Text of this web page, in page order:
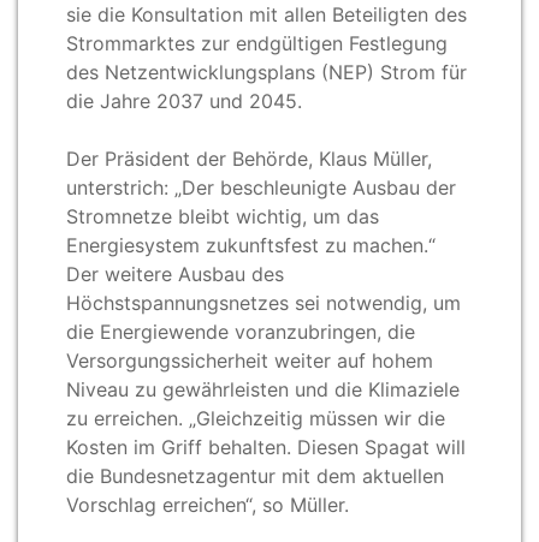
sie die Konsultation mit allen Beteiligten des
Strommarktes zur endgültigen Festlegung
des Netzentwicklungsplans (NEP) Strom für
die Jahre 2037 und 2045.
Der Präsident der Behörde, Klaus Müller,
unterstrich: „Der beschleunigte Ausbau der
Stromnetze bleibt wichtig, um das
Energiesystem zukunftsfest zu machen.“
Der weitere Ausbau des
Höchstspannungsnetzes sei notwendig, um
die Energiewende voranzubringen, die
Versorgungssicherheit weiter auf hohem
Niveau zu gewährleisten und die Klimaziele
zu erreichen. „Gleichzeitig müssen wir die
Kosten im Griff behalten. Diesen Spagat will
die Bundesnetzagentur mit dem aktuellen
Vorschlag erreichen“, so Müller.